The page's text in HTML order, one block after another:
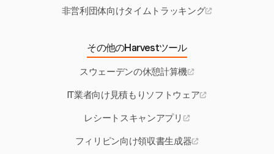
非営利団体向けタイムトラッキング
その他のHarvestツール
スウェーデンの休憩計算機
IT業者向け見積もりソフトウェア
レシートスキャンアプリ
フィリピン向け領収書生成器